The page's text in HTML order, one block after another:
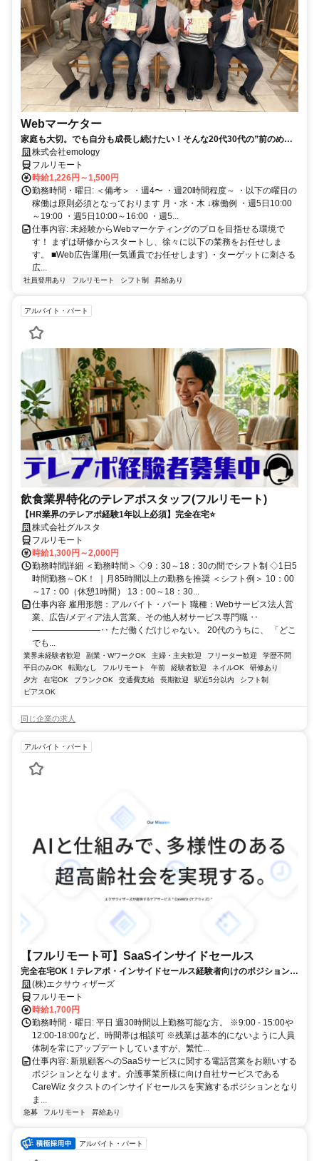
Webマーケター
家庭も大切。でも自分も成長し続けたい！そんな20代30代の”前のめ
り”なママさんたちがフルリモートで活躍中♪
株式会社emology
フルリモート
時給1,226円～1,500円
勤務時間・曜日: ＜備考＞ ・週4〜 ・週20時間程度～ ・以下の曜日の
稼働は原則必須となっております 月・水・木 ↓稼働例 ・週5日10:00
～19:00 ・週5日10:00～16:00 ・週5...
仕事内容: 未経験からWebマーケティングのプロを目指せる環境で
す！ まずは研修からスタートし、徐々に以下の業務をお任せしま
す。 ■Web広告運用(一気通貫でお任せします) ・ターゲットに刺さる
広...
社員登用あり フルリモート シフト制 昇給あり
アルバイト・パート
飲食業界特化のテレアポスタッフ(フルリモート)
【HR業界のテレアポ経験1年以上必須】完全在宅⭐
株式会社グルスタ
フルリモート
時給1,300円～2,000円
勤務時間詳細 ＜勤務時間＞ ◇9：30～18：30の間でシフト制 ◇1日5
時間勤務～OK！ ｜月85時間以上の勤務を推奨 ＜シフト例＞ 10：00
～17：00（休憩1時間） 13：00～18：30...
仕事内容 雇用形態：アルバイト・パート 職種：Webサービス法人営
業、広告/メディア法人営業、その他人材サービス専門職 ‥
――――――――‥ ただ働くだけじゃない。 20代のうちに、 「どこ
でも...
業界未経験者歓迎 副業・WワークOK 主婦・主夫歓迎 フリーター歓迎
学歴不問
平日のみOK
転勤なし フルリモート 午前 経験者歓迎 ネイルOK
研修あり
夕方
在宅OK ブランクOK 交通費支給 長期歓迎 駅近5分以内
シフト制
ピアスOK
同じ企業の求人
アルバイト・パート
【フルリモート可】SaaSインサイドセールス
完全在宅OK！テレアポ・インサイドセールス経験者向けのポジションで
す！(株)エクサウィザーズ
フルリモート
時給1,700円
勤務時間・曜日: 平日 週30時間以上勤務可能な方。 ※9:00 - 15:00や
12:00-18:00など。時間帯は相談可 ※残業は基本的にないように人員
体制を常にアップデートしていますが、繁忙...
仕事内容: 新規顧客へのSaaSサービスに関する電話営業をお願いする
ポジションとなります。介護事業所様に向け自社サービスである
CareWiz タクストのインサイドセールスを実施するポジションとなり
ま...
急募 フルリモート 昇給あり
アルバイト・パート